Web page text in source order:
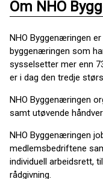
Om NHO
NHO Byggenæringen
byggenæringen som
sysselsetter mer enn
er i dag den tredje
NHO Byggenæringen
samt utøvende
NHO Byggenæringen
medlemsbedriftene
individuell arbeidsrett,
rådgivning.